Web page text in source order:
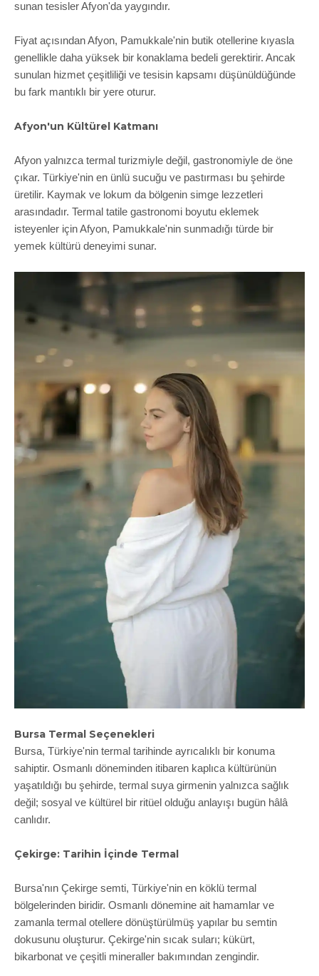
sunan tesisler Afyon'da yaygındır.
Fiyat açısından Afyon, Pamukkale'nin butik otellerine kıyasla
genellikle daha yüksek bir konaklama bedeli gerektirir. Ancak
sunulan hizmet çeşitliliği ve tesisin kapsamı düşünüldüğünde
bu fark mantıklı bir yere oturur.
Afyon'un Kültürel Katmanı
Afyon yalnızca termal turizmiyle değil, gastronomiyle de öne
çıkar. Türkiye'nin en ünlü sucuğu ve pastırması bu şehirde
üretilir. Kaymak ve lokum da bölgenin simge lezzetleri
arasındadır. Termal tatile gastronomi boyutu eklemek
isteyenler için Afyon, Pamukkale'nin sunmadığı türde bir
yemek kültürü deneyimi sunar.
Bursa Termal Seçenekleri
Bursa, Türkiye'nin termal tarihinde ayrıcalıklı bir konuma
sahiptir. Osmanlı döneminden itibaren kaplıca kültürünün
yaşatıldığı bu şehirde, termal suya girmenin yalnızca sağlık
değil; sosyal ve kültürel bir ritüel olduğu anlayışı bugün hâlâ
canlıdır.
Çekirge: Tarihin İçinde Termal
Bursa'nın Çekirge semti, Türkiye'nin en köklü termal
bölgelerinden biridir. Osmanlı dönemine ait hamamlar ve
zamanla termal otellere dönüştürülmüş yapılar bu semtin
dokusunu oluşturur. Çekirge'nin sıcak suları; kükürt,
bikarbonat ve çeşitli mineraller bakımından zengindir.